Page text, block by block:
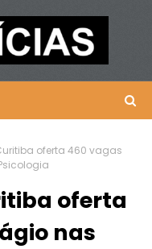
oferta 460 vagas
oferta
nas